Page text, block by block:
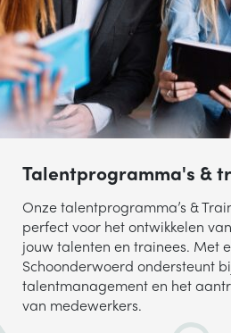
Talentprogramma's &
Onze talentprogramma’s &
perfect voor het ontwikkelen
jouw talenten en trainees. Met
Schoonderwoerd ondersteunt
talentmanagement en het
van medewerkers.